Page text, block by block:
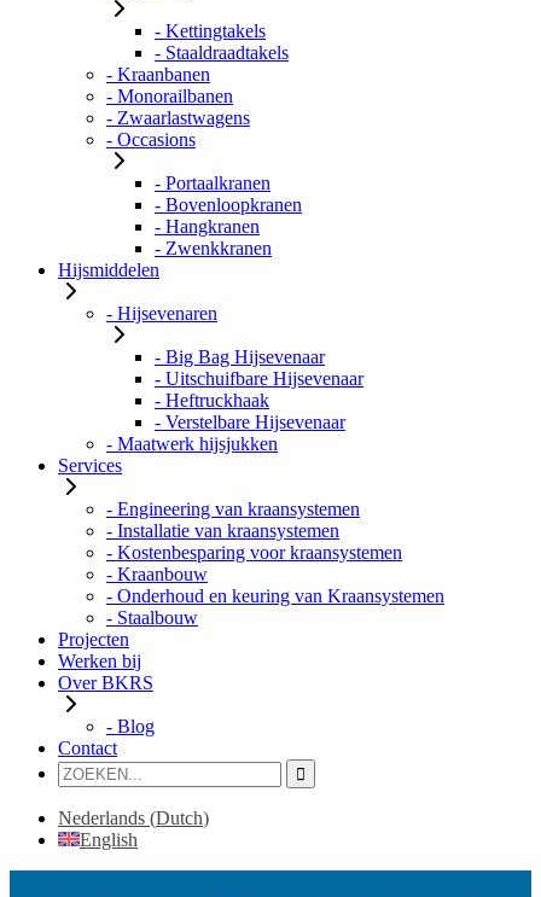
- Kettingtakels
- Staaldraadtakels
- Kraanbanen
- Monorailbanen
- Zwaarlastwagens
- Occasions
- Portaalkranen
- Bovenloopkranen
- Hangkranen
- Zwenkkranen
Hijsmiddelen
- Hijsevenaren
- Big Bag Hijsevenaar
- Uitschuifbare Hijsevenaar
- Heftruckhaak
- Verstelbare Hijsevenaar
- Maatwerk hijsjukken
Services
- Engineering van kraansystemen
- Installatie van kraansystemen
- Kostenbesparing voor kraansystemen
- Kraanbouw
- Onderhoud en keuring van Kraansystemen
- Staalbouw
Projecten
Werken bij
Over BKRS
- Blog
Contact
Nederlands (Dutch)
English